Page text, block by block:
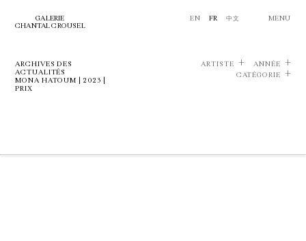
GALERIE
CHANTAL CROUSEL
EN FR 中文 MENU
ARCHIVES DES
ACTUALITÉS
MONA HATOUM | 2023 |
PRIX
ARTISTE
ANNÉE
CATÉGORIE